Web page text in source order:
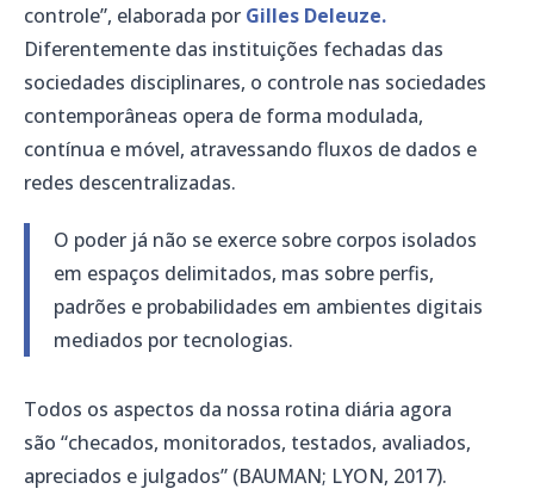
controle”, elaborada por Gilles Deleuze.
Diferentemente das instituições fechadas das
sociedades disciplinares, o controle nas sociedades
contemporâneas opera de forma modulada,
contínua e móvel, atravessando fluxos de dados e
redes descentralizadas.
O poder já não se exerce sobre corpos isolados
em espaços delimitados, mas sobre perfis,
padrões e probabilidades em ambientes digitais
mediados por tecnologias.
Todos os aspectos da nossa rotina diária agora
são “checados, monitorados, testados, avaliados,
apreciados e julgados” (BAUMAN; LYON, 2017).